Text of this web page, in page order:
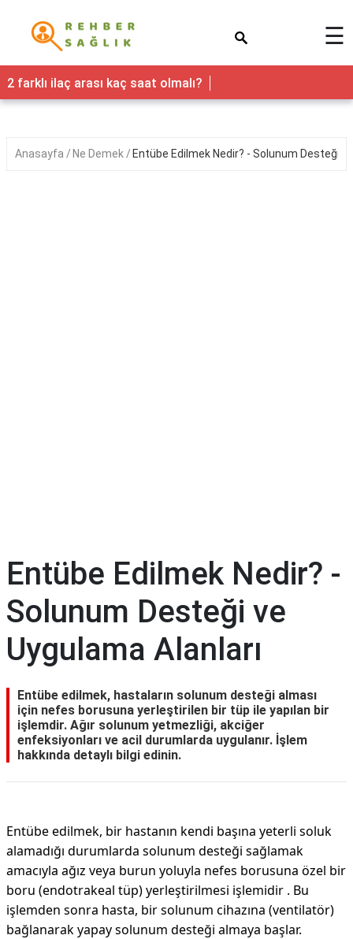
Sağlık
Yaşam
Nedir
☰
2 farklı ilaç arası kaç saat olmalı?
Anasayfa Ne Demek Entübe Edilmek Nedir? - Solunum Desteği
Entübe Edilmek Nedir? -
Solunum Desteği ve
Uygulama Alanları
Entübe edilmek, hastaların solunum desteği alması
için nefes borusuna yerleştirilen bir tüp ile yapılan bir
işlemdir. Ağır solunum yetmezliği, akciğer
enfeksiyonları ve acil durumlarda uygulanır. İşlem
hakkında detaylı bilgi edinin.
Entübe edilmek, bir hastanın kendi başına yeterli soluk
alamadığı durumlarda solunum desteği sağlamak
amacıyla ağız veya burun yoluyla nefes borusuna özel bir
boru (endotrakeal tüp) yerleştirilmesi işlemidir . Bu
işlemden sonra hasta, bir solunum cihazına (ventilatör)
bağlanarak yapay solunum desteği almaya başlar.